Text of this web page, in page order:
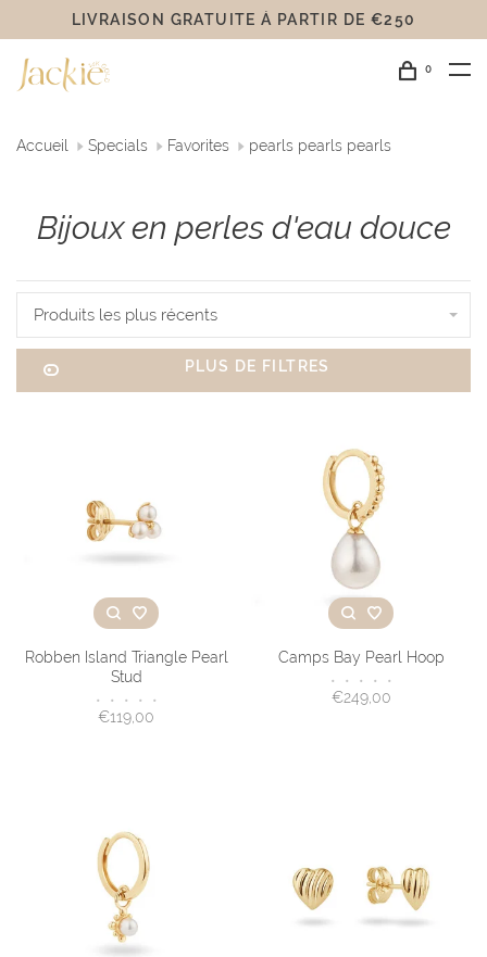
LIVRAISON GRATUITE Á PARTIR DE €250
0
Accueil Specials Favorites pearls pearls pearls
Bijoux en perles d'eau douce
Produits les plus récents
PLUS DE FILTRES
Robben Island Triangle Pearl
Stud
• • • • •
€119,00
Camps Bay Pearl Hoop
• • • • •
€249,00